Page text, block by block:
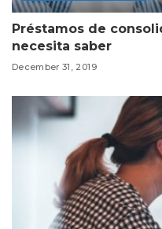
Préstamos de
necesita saber
December 31, 2019